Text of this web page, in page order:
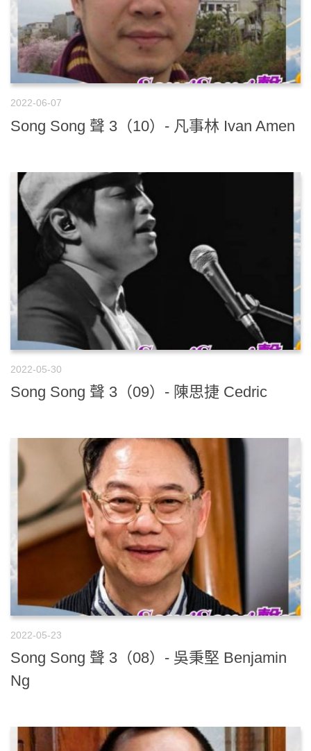
2022-06-07
Song Song 聲 3（10）- 凡事林 Ivan Amen
2022-05-30
Song Song 聲 3（09）- 陳思捷 Cedric
2022-05-23
Song Song 聲 3（08）- 吳秉堅 Benjamin
Ng